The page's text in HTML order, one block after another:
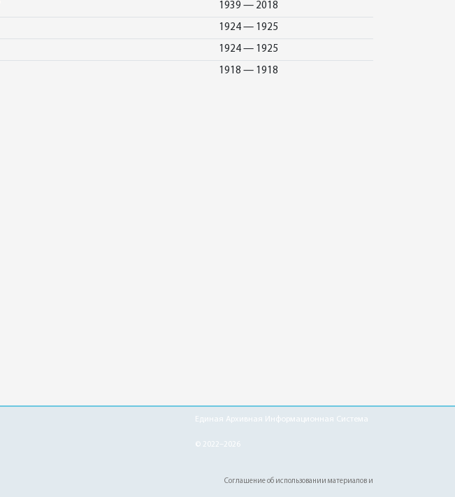
1939 — 2018
1924 — 1925
1924 — 1925
1918 — 1918
Единая Архивная Информационная Система
© 2022–2026
Соглашение об использовании материалов и